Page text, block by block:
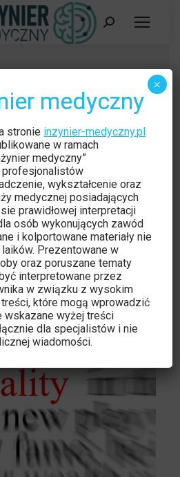
Szukaj:
akredytacji
o normę ISO
równoważnych
Część III
Czytelnia
spełnienia wymogów z…
wrz
9
medyczny
stronie inzynier-medyczny.pl
w ramach
medyczny”
wykształcenie oraz
medycznej posiadających
prawidłowej interpretacji
osób wykonujących zawód
i kolportowane materiały nie
Prezentowane w
oraz poruszane tematy
interpretowane przez
w związku z wysokim
które mogą wprowadzić
wskazane wyżej treści
dla specjalistów i nie
wiadomości.
×